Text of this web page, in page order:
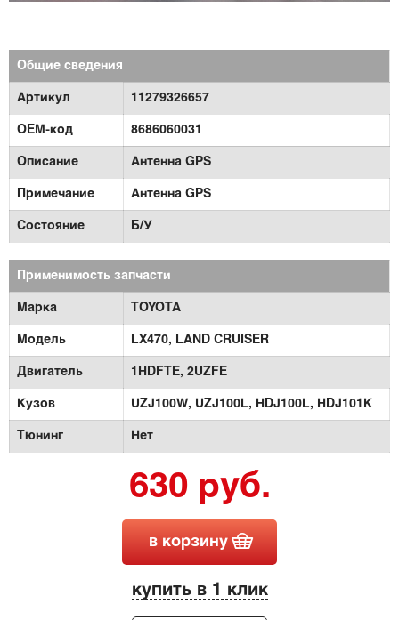
Общие сведения
Артикул 11279326657
OEM-код 8686060031
Описание Антенна GPS
Примечание Антенна GPS
Состояние Б/У
Применимость запчасти
Марка TOYOTA
Модель LX470, LAND CRUISER
Двигатель 1HDFTE, 2UZFE
Кузов UZJ100W, UZJ100L, HDJ100L, HDJ101K
Тюнинг Нет
630 руб.
в корзину
купить в 1 клик